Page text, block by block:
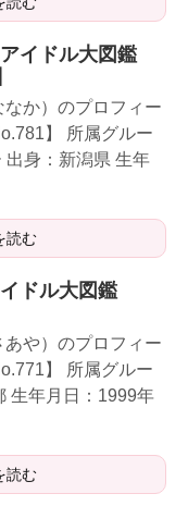
イドル大図鑑
か）のプロフィー
】 所属グルー
身：新潟県 生年
読む
ドル大図鑑
や）のプロフィー
】 所属グルー
生年月日：1999年
読む